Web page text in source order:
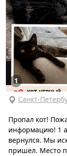
1
Санкт-
Пропал кот!
информацию! 1
вернулся. Мы
пришел. Место